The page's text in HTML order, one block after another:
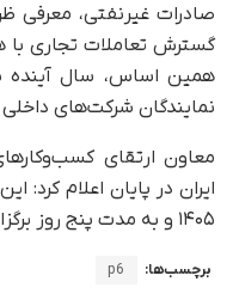
صادرات غیرنفتی، معرفی
گسترش تعاملات تجاری با
همین اساس، سال آینده
نمایندگان شرکت‌های
معاون ارتقای
۱۴۰۵ و به مدت پنج روز برگزار می‌شود.
برچسب‌ها: p6